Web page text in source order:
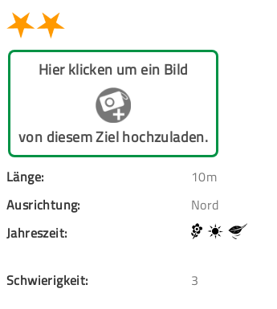
Hier klicken um ein Bild
von diesem Ziel hochzuladen.
Länge:
10m
Ausrichtung:
Nord
Jahreszeit:
Schwierigkeit: 3